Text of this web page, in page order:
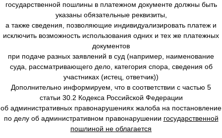
государственной пошлины в платежном документе должны быть
указаны обязательные реквизиты,
а также сведения, позволяющие индивидуализировать платеж и
исключить возможность использования одних и тех же платежных
документов
при подаче разных заявлений в суд (например, наименование
суда, рассматривающего дело, категория спора, сведения об
участниках (истец, ответчик))
Дополнительно информируем, что в соответствии с частью 5
статьи 30.2 Кодекса Российской Федерации
об административных правонарушениях жалоба на постановление
по делу об административном правонарушении государственной
пошлиной не облагается